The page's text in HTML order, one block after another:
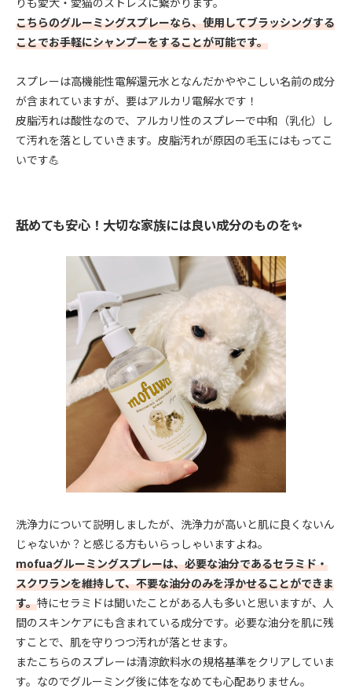
こちらのグルーミングスプレーなら、使用してブラッシングする
ことでお手軽にシャンプーをすることが可能です。
スプレーは高機能性電解還元水となんだかややこしい名前の成分
が含まれていますが、要はアルカリ電解水です！
皮脂汚れは酸性なので、アルカリ性のスプレーで中和（乳化）し
て汚れを落としていきます。皮脂汚れが原因の毛玉にはもってこ
いです💪
舐めても安心！大切な家族には良い成分のものを✨
洗浄力について説明しましたが、洗浄力が高いと肌に良くないん
じゃないか？と感じる方もいらっしゃいますよね。
mofuaグルーミングスプレーは、必要な油分であるセラミド・
スクワランを維持して、不要な油分のみを浮かせることができま
す。特にセラミドは聞いたことがある人も多いと思いますが、人
間のスキンケアにも含まれている成分です。必要な油分を肌に残
すことで、肌を守りつつ汚れが落とせます。
またこちらのスプレーは清涼飲料水の規格基準をクリアしていま
す。なのでグルーミング後に体をなめても心配ありません。